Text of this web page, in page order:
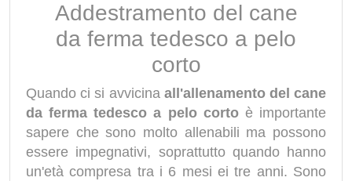
Addestramento del cane
da ferma tedesco a pelo
corto
Quando ci si avvicina all'allenamento del cane
da ferma tedesco a pelo cortoè importante
sapere che sono molto allenabili ma possono
essere impegnativi, soprattutto quando hanno
un'età compresa tra i 6 mesi ei tre anni. Sono